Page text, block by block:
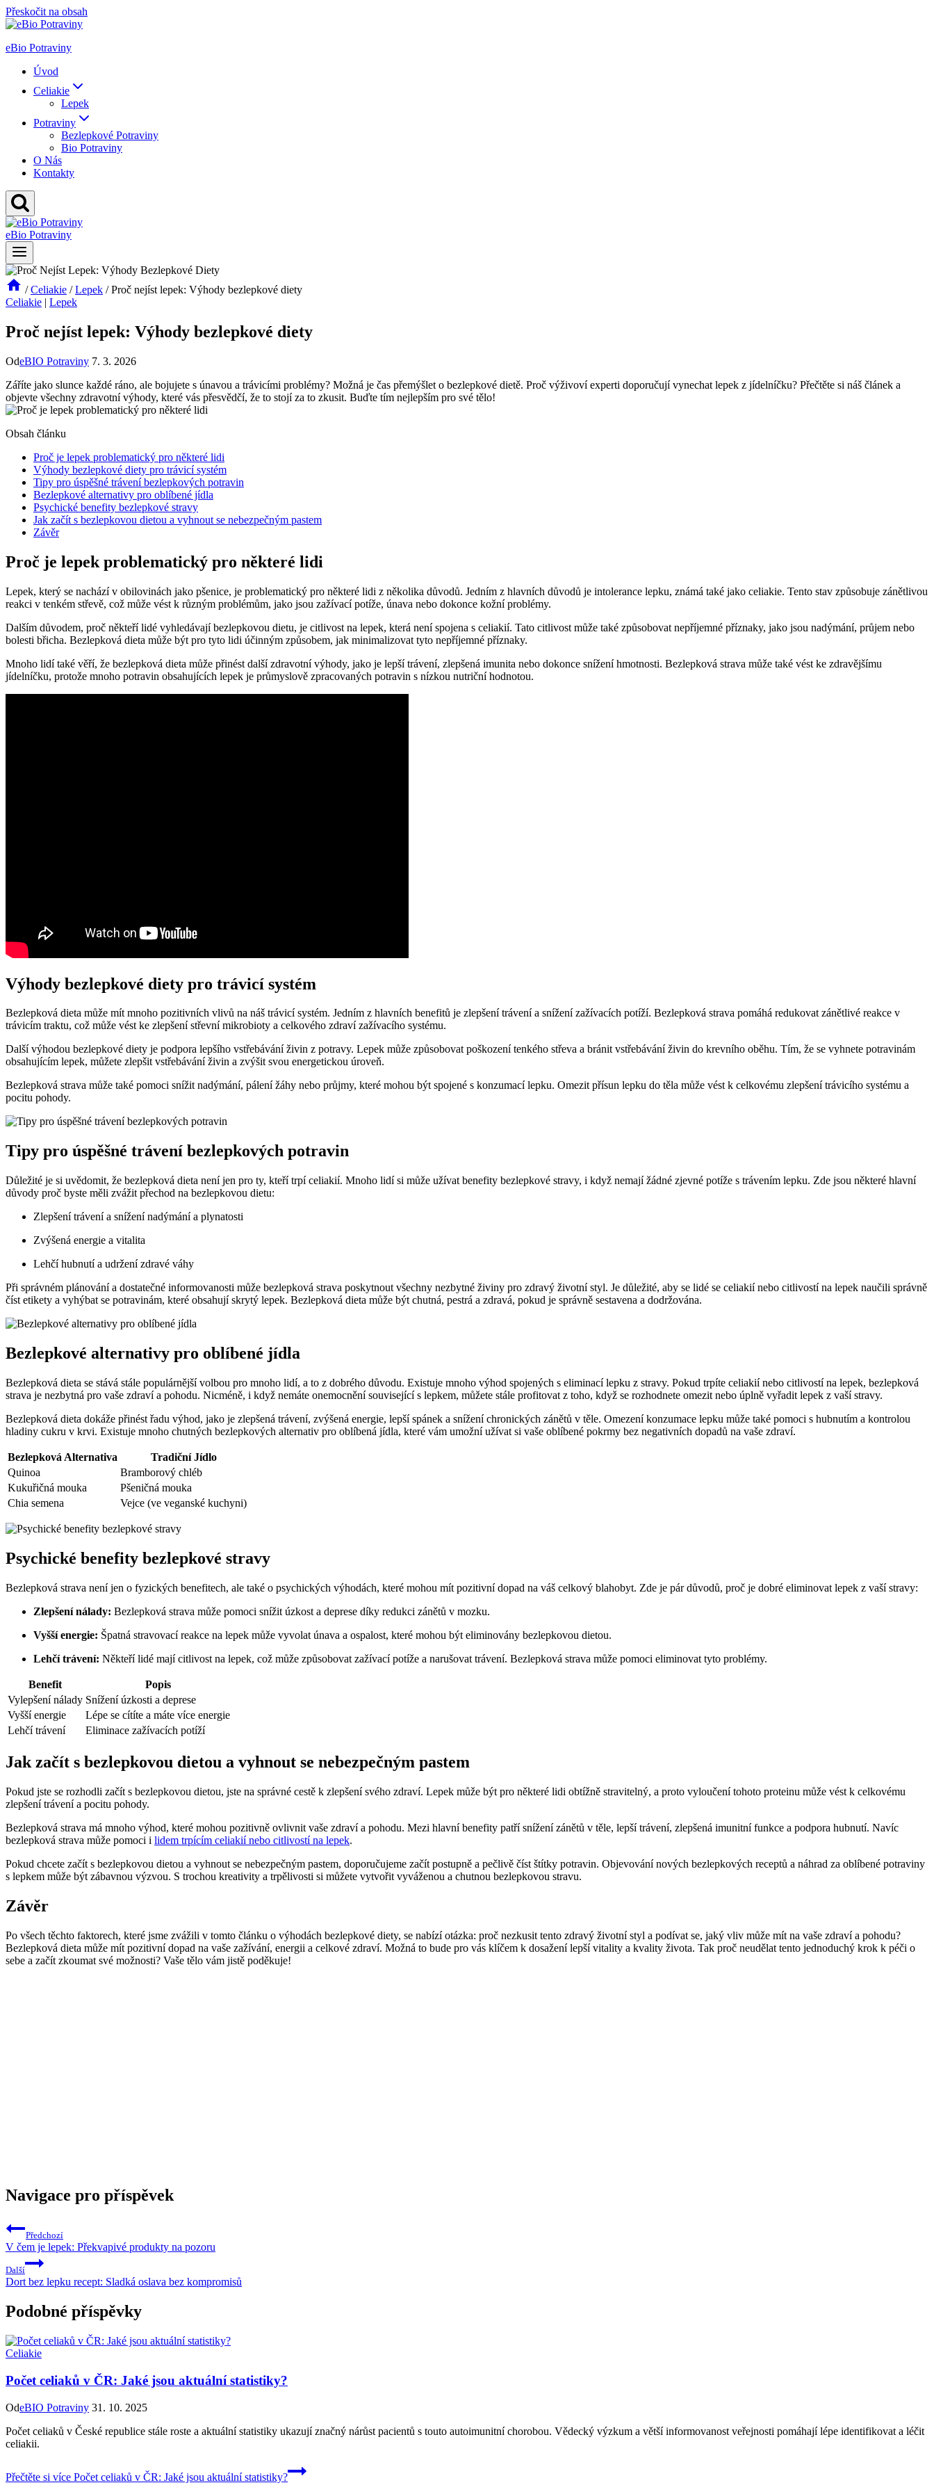
Přeskočit na obsah
eBio Potraviny
Úvod
Celiakie
Lepek
Potraviny
Bezlepkové Potraviny
Bio Potraviny
O Nás
Kontakty
eBio Potraviny
/ Celiakie / Lepek / Proč nejíst lepek: Výhody bezlepkové diety
Celiakie | Lepek
Proč nejíst lepek: Výhody bezlepkové diety
OdeBIO Potraviny 7. 3. 2026
Záříte jako slunce každé ráno, ale bojujete s únavou a trávicími problémy? Možná je čas přemýšlet o bezlepkové dietě. Proč výživoví experti doporučují vynechat lepek z jídelníčku? Přečtěte si náš článek a
objevte všechny zdravotní výhody, které vás přesvědčí, že to stojí za to zkusit. Buďte tím nejlepším pro své tělo!
Obsah článku
Proč je lepek problematický pro některé lidi
Výhody bezlepkové diety pro trávicí systém
Tipy pro úspěšné trávení bezlepkových potravin
Bezlepkové alternativy pro oblíbené jídla
Psychické benefity bezlepkové stravy
Jak začít s bezlepkovou dietou a vyhnout se nebezpečným pastem
Závěr
Proč je lepek problematický pro některé lidi
Lepek, který se nachází v obilovinách jako pšenice, je problematický pro některé lidi z několika důvodů. Jedním z hlavních důvodů je intolerance lepku, známá také jako celiakie. Tento stav způsobuje zánětlivou
reakci v tenkém střevě, což může vést k různým problémům, jako jsou zažívací potíže, únava nebo dokonce kožní problémy.
Dalším důvodem, proč někteří lidé vyhledávají bezlepkovou dietu, je citlivost na lepek, která není spojena s celiakií. Tato citlivost může také způsobovat nepříjemné příznaky, jako jsou nadýmání, průjem nebo
bolesti břicha. Bezlepková dieta může být pro tyto lidi účinným způsobem, jak minimalizovat tyto nepříjemné příznaky.
Mnoho lidí také věří, že bezlepková dieta může přinést další zdravotní výhody, jako je lepší trávení, zlepšená imunita nebo dokonce snížení hmotnosti. Bezlepková strava může také vést ke zdravějšímu
jídelníčku, protože mnoho potravin obsahujících lepek je průmyslově zpracovaných potravin s nízkou nutriční hodnotou.
Výhody bezlepkové diety pro trávicí systém
Bezlepková dieta může mít mnoho pozitivních vlivů na náš trávicí systém. Jedním z hlavních benefitů je zlepšení trávení a snížení zažívacích potíží. Bezlepková strava pomáhá redukovat zánětlivé reakce v
trávicím traktu, což může vést ke zlepšení střevní mikrobioty a celkového zdraví zažívacího systému.
Další výhodou bezlepkové diety je podpora lepšího vstřebávání živin z potravy. Lepek může způsobovat poškození tenkého střeva a bránit vstřebávání živin do krevního oběhu. Tím, že se vyhnete potravinám
obsahujícím lepek, můžete zlepšit vstřebávání živin a zvýšit svou energetickou úroveň.
Bezlepková strava může také pomoci snížit nadýmání, pálení žáhy nebo průjmy, které mohou být spojené s konzumací lepku. Omezit přísun lepku do těla může vést k celkovému zlepšení trávicího systému a
pocitu pohody.
Tipy pro úspěšné trávení bezlepkových potravin
Důležité je si uvědomit, že bezlepková dieta není jen pro ty, kteří trpí celiakií. Mnoho lidí si může užívat benefity bezlepkové stravy, i když nemají žádné zjevné potíže s trávením lepku. Zde jsou některé hlavní
důvody proč byste měli zvážit přechod na bezlepkovou dietu:
Zlepšení trávení a snížení nadýmání a plynatosti
Zvýšená energie a vitalita
Lehčí hubnutí a udržení zdravé váhy
Při správném plánování a dostatečné informovanosti může bezlepková strava poskytnout všechny nezbytné živiny pro zdravý životní styl. Je důležité, aby se lidé se celiakií nebo citlivostí na lepek naučili správně
číst etikety a vyhýbat se potravinám, které obsahují skrytý lepek. Bezlepková dieta může být chutná, pestrá a zdravá, pokud je správně sestavena a dodržována.
Bezlepkové alternativy pro oblíbené jídla
Bezlepková dieta se stává stále populárnější volbou pro mnoho lidí, a to z dobrého důvodu. Existuje mnoho výhod spojených s eliminací lepku z stravy. Pokud trpíte celiakií nebo citlivostí na lepek, bezlepková
strava je nezbytná pro vaše zdraví a pohodu. Nicméně, i když nemáte onemocnění související s lepkem, můžete stále profitovat z toho, když se rozhodnete omezit nebo úplně vyřadit lepek z vaší stravy.
Bezlepková dieta dokáže přinést řadu výhod, jako je zlepšená trávení, zvýšená energie, lepší spánek a snížení chronických zánětů v těle. Omezení konzumace lepku může také pomoci s hubnutím a kontrolou
hladiny cukru v krvi. Existuje mnoho chutných bezlepkových alternativ pro oblíbená jídla, které vám umožní užívat si vaše oblíbené pokrmy bez negativních dopadů na vaše zdraví.
Bezlepková Alternativa
Tradiční Jídlo
Quinoa
Bramborový chléb
Kukuřičná mouka
Pšeničná mouka
Chia semena
Vejce (ve veganské kuchyni)
Psychické benefity bezlepkové stravy
Bezlepková strava není jen o fyzických benefitech, ale také o psychických výhodách, které mohou mít pozitivní dopad na váš celkový blahobyt. Zde je pár důvodů, proč je dobré eliminovat lepek z vaší stravy:
Zlepšení nálady: Bezlepková strava může pomoci snížit úzkost a deprese díky redukci zánětů v mozku.
Vyšší energie: Špatná stravovací reakce na lepek může vyvolat únava a ospalost, které mohou být eliminovány bezlepkovou dietou.
Lehčí trávení: Někteří lidé mají citlivost na lepek, což může způsobovat zažívací potíže a narušovat trávení. Bezlepková strava může pomoci eliminovat tyto problémy.
Benefit
Popis
Vylepšení nálady Snížení úzkosti a deprese
Vyšší energie
Lépe se cítíte a máte více energie
Lehčí trávení
Eliminace zažívacích potíží
Jak začít s bezlepkovou dietou a vyhnout se nebezpečným pastem
Pokud jste se rozhodli začít s bezlepkovou dietou, jste na správné cestě k zlepšení svého zdraví. Lepek může být pro některé lidi obtížně stravitelný, a proto vyloučení tohoto proteinu může vést k celkovému
zlepšení trávení a pocitu pohody.
Bezlepková strava má mnoho výhod, které mohou pozitivně ovlivnit vaše zdraví a pohodu. Mezi hlavní benefity patří snížení zánětů v těle, lepší trávení, zlepšená imunitní funkce a podpora hubnutí. Navíc
bezlepková strava může pomoci i lidem trpícím celiakií nebo citlivostí na lepek.
Pokud chcete začít s bezlepkovou dietou a vyhnout se nebezpečným pastem, doporučujeme začít postupně a pečlivě číst štítky potravin. Objevování nových bezlepkových receptů a náhrad za oblíbené potraviny
s lepkem může být zábavnou výzvou. S trochou kreativity a trpělivosti si můžete vytvořit vyváženou a chutnou bezlepkovou stravu.
Závěr
Po všech těchto faktorech, které jsme zvážili v tomto článku o výhodách bezlepkové diety, se nabízí otázka: proč nezkusit tento zdravý životní styl a podívat se, jaký vliv může mít na vaše zdraví a pohodu?
Bezlepková dieta může mít pozitivní dopad na vaše zažívání, energii a celkové zdraví. Možná to bude pro vás klíčem k dosažení lepší vitality a kvality života. Tak proč neudělat tento jednoduchý krok k péči o
sebe a začít zkoumat své možnosti? Vaše tělo vám jistě poděkuje!
Navigace pro příspěvek
Předchozí
V čem je lepek: Překvapivé produkty na pozoru
Další
Dort bez lepku recept: Sladká oslava bez kompromisů
Podobné příspěvky
Celiakie
Počet celiaků v ČR: Jaké jsou aktuální statistiky?
OdeBIO Potraviny 31. 10. 2025
Počet celiaků v České republice stále roste a aktuální statistiky ukazují značný nárůst pacientů s touto autoimunitní chorobou. Vědecký výzkum a větší informovanost veřejnosti pomáhají lépe identifikovat a léčit
celiakii.
Přečtěte si více Počet celiaků v ČR: Jaké jsou aktuální statistiky?